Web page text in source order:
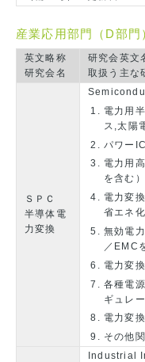
産業応用部門（D部門
英文略称
研究会名
研究会英文
取扱う主な
ＳＰＣ
半導体電
力変換
電力用
ス,太陽
パワー
電力用
を含む
電力変
省エネ
無効電
／EMC
電力変
各種電
ギュレ
電力変
その他
Industrial